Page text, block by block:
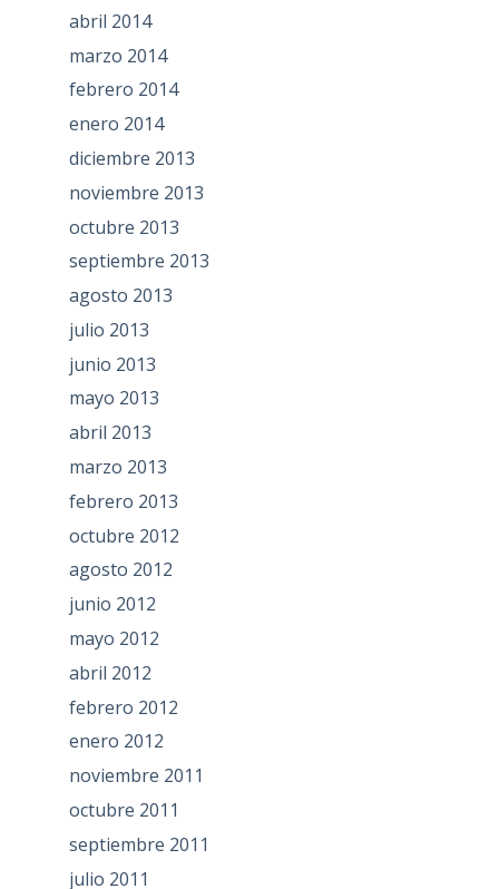
abril 2014
marzo 2014
febrero 2014
enero 2014
diciembre 2013
noviembre 2013
octubre 2013
septiembre 2013
agosto 2013
julio 2013
junio 2013
mayo 2013
abril 2013
marzo 2013
febrero 2013
octubre 2012
agosto 2012
junio 2012
mayo 2012
abril 2012
febrero 2012
enero 2012
noviembre 2011
octubre 2011
septiembre 2011
julio 2011